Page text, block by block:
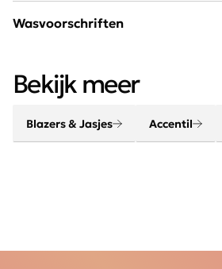
Wasvoorschriften
Bekijk meer
Blazers & Jasjes Accentil